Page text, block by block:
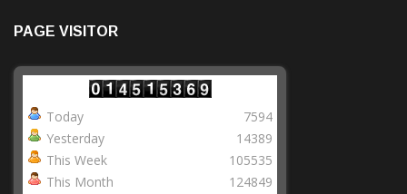
PAGE VISITOR
Today
Yesterday
This Week
This Month
7594
14389
105535
124849